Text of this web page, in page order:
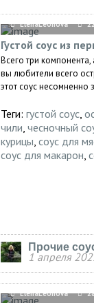
ElenaLeonova
Густой соус из
Всего три компонента,
вы любители всего
этот соус несомненно
Теги: густой соус,
чили, чесночный
курицы, соус для
соус для макарон,
Прочие
1 апреля
ElenaLeonova